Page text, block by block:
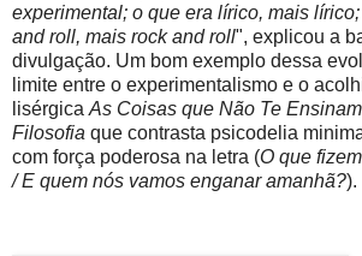
experimental; o que era lírico, mais
and roll, mais rock and roll", explicou a
divulgação. Um bom exemplo dessa
limite entre o experimentalismo e o
lisérgica As Coisas que Não Te
Filosofia que contrasta psicodelia
com força poderosa na letra (O que
/ E quem nós vamos enganar amanhã?).